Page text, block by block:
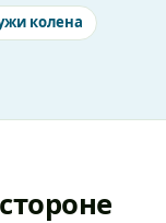
колена